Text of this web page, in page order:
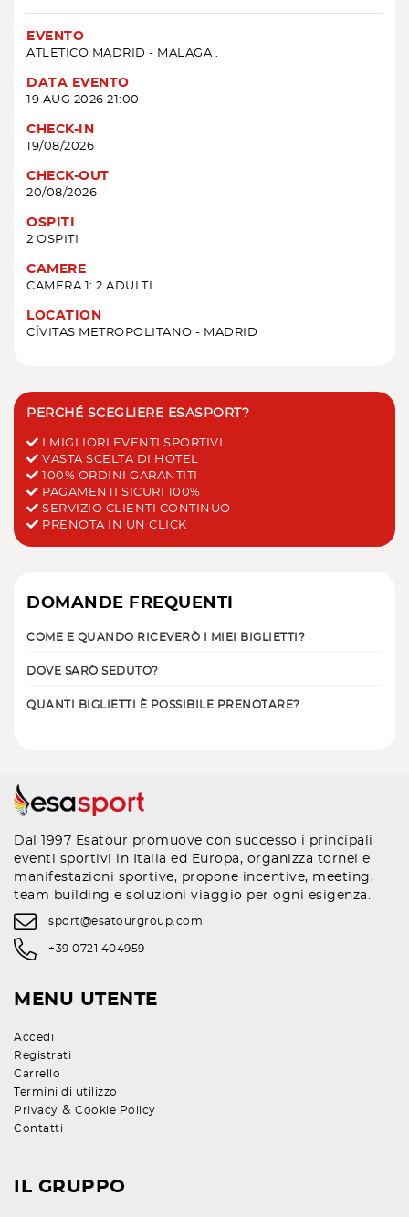
EVENTO
ATLETICO MADRID - MALAGA .
DATA EVENTO
19 AUG 2026 21:00
CHECK-IN
19/08/2026
CHECK-OUT
20/08/2026
OSPITI
2 OSPITI
CAMERE
CAMERA 1: 2 ADULTI
LOCATION
CÍVITAS METROPOLITANO - MADRID
PERCHÉ SCEGLIERE ESASPORT?
I MIGLIORI EVENTI SPORTIVI
VASTA SCELTA DI HOTEL
100% ORDINI GARANTITI
PAGAMENTI SICURI 100%
SERVIZIO CLIENTI CONTINUO
PRENOTA IN UN CLICK
DOMANDE FREQUENTI
COME E QUANDO RICEVERÒ I MIEI BIGLIETTI?
DOVE SARÒ SEDUTO?
QUANTI BIGLIETTI È POSSIBILE PRENOTARE?
Dal 1997 Esatour promuove con successo i principali
eventi sportivi in Italia ed Europa, organizza tornei e
manifestazioni sportive, propone incentive, meeting,
team building e soluzioni viaggio per ogni esigenza.
sport@esatourgroup.com
+39 0721 404959
MENU UTENTE
Accedi
Registrati
Carrello
Termini di utilizzo
Privacy & Cookie Policy
Contatti
IL GRUPPO